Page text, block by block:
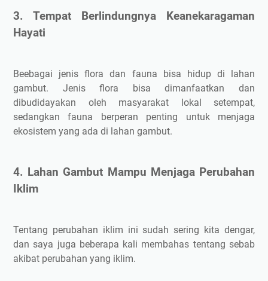
3. Tempat Berlindungnya Keanekaragaman
Hayati
Beebagai jenis flora dan fauna bisa hidup di lahan
gambut. Jenis flora bisa dimanfaatkan dan
dibudidayakan oleh masyarakat lokal setempat,
sedangkan fauna berperan penting untuk menjaga
ekosistem yang ada di lahan gambut.
4. Lahan Gambut Mampu Menjaga Perubahan
Iklim
Tentang perubahan iklim ini sudah sering kita dengar,
dan saya juga beberapa kali membahas tentang sebab
akibat perubahan yang iklim.